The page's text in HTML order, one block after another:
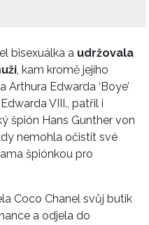
bisexuálka a udržovala
, kam kromě jejího
Edwarda ‘Boye’
VIII., patřil i
špión Hans Gunther von
nemohla očistit své
špiónkou pro
Coco Chanel svůj butik
a odjela do